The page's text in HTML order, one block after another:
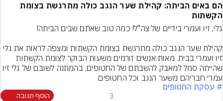
הם באים הביתה: קהילת שער הנגב כולה מתרגשת בצומת
הקשתות
זיו ועמרי בבית. מאות אנשים זורמים משעות הבוקר לצומת הקשתות
עמרי חבריהם משער הנגב וכל החטופים
# עסקת החטופים
3 הוסף תגובה